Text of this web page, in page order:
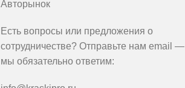
Авторынок
Есть вопросы или предложения о
сотрудничестве? Отправьте нам email —
мы обязательно ответим: